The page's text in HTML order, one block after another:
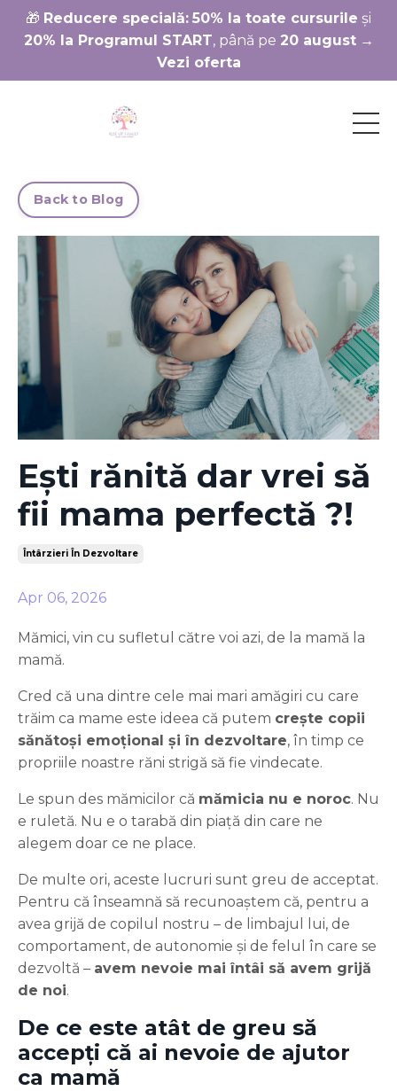
🎁 Reducere specială: 50% la toate cursurile și
20% la Programul START, până pe 20 august→
Vezi oferta
Back to Blog
Ești rănită dar vrei să
fii mama perfectă ?!
Întârzieri În Dezvoltare
Apr 06, 2026
Mămici, vin cu sufletul către voi azi, de la mamă la
mamă.
Cred că una dintre cele mai mari amăgiri cu care
trăim ca mame este ideea că putem crește copii
sănătoși emoțional și în dezvoltare, în timp ce
propriile noastre răni strigă să fie vindecate.
Le spun des mămicilor că mămicia nu e noroc. Nu
e ruletă. Nu e o tarabă din piață din care ne
alegem doar ce ne place.
De multe ori, aceste lucruri sunt greu de acceptat.
Pentru că înseamnă să recunoaștem că, pentru a
avea grijă de copilul nostru – de limbajul lui, de
comportament, de autonomie și de felul în care se
dezvoltă – avem nevoie mai întâi să avem grijă
de noi.
De ce este atât de greu să
accepți că ai nevoie de ajutor
ca mamă